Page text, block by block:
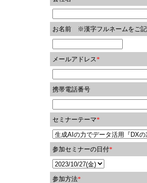
お名前 ※漢字フルネームをご
メールアドレス*
携帯電話番号
セミナーテーマ*
参加セミナーの日付*
参加方法*